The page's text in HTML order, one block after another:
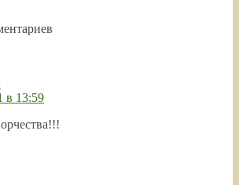
в 13:59